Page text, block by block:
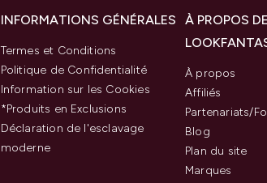
INFORMATIONS GÉNÉRALES
Termes et Conditions
Politique de Confidentialité
Information sur les Cookies
*Produits en Exclusions
Déclaration de l'esclavage
moderne
À PROPOS DE
À propos
Affiliés
Partenariats/
Blog
Plan du site
Marques